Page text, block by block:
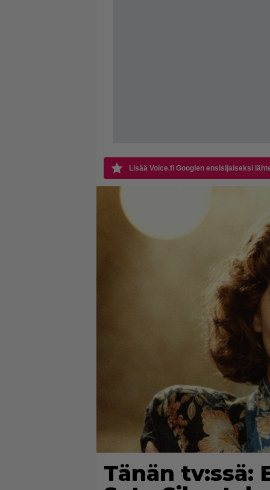
Lisää Voice.fi Googlen ensisijaiseksi
Tänän tv:ssä: